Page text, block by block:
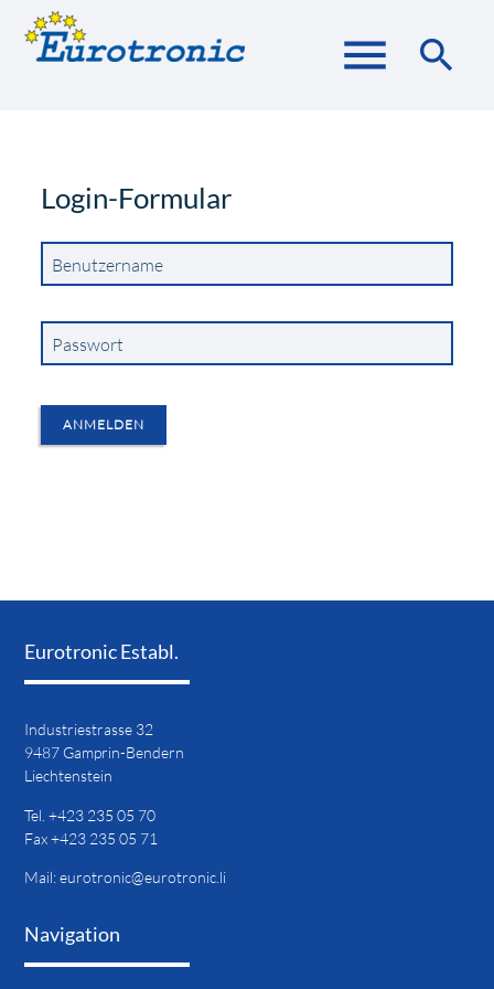
menu search
Login-Formular
Benutzername
Passwort
ANMELDEN
Eurotronic Establ.
Industriestrasse 32
9487 Gamprin-Bendern
Liechtenstein
Tel. +423 235 05 70
Fax +423 235 05 71
Mail:eurotronic@eurotronic.li
Navigation